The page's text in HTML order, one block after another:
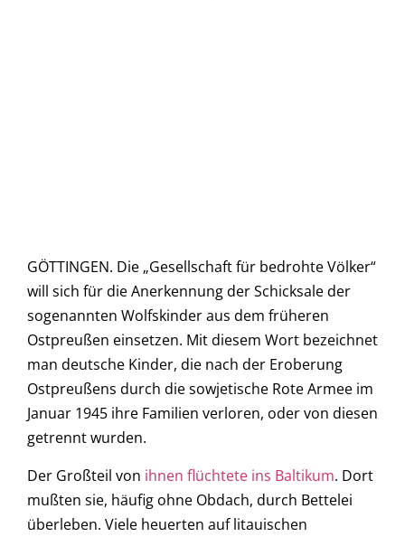
GÖTTINGEN. Die „Gesellschaft für bedrohte Völker“
will sich für die Anerkennung der Schicksale der
sogenannten Wolfskinder aus dem früheren
Ostpreußen einsetzen. Mit diesem Wort bezeichnet
man deutsche Kinder, die nach der Eroberung
Ostpreußens durch die sowjetische Rote Armee im
Januar 1945 ihre Familien verloren, oder von diesen
getrennt wurden.
Der Großteil von ihnen flüchtete ins Baltikum. Dort
mußten sie, häufig ohne Obdach, durch Bettelei
überleben. Viele heuerten auf litauischen